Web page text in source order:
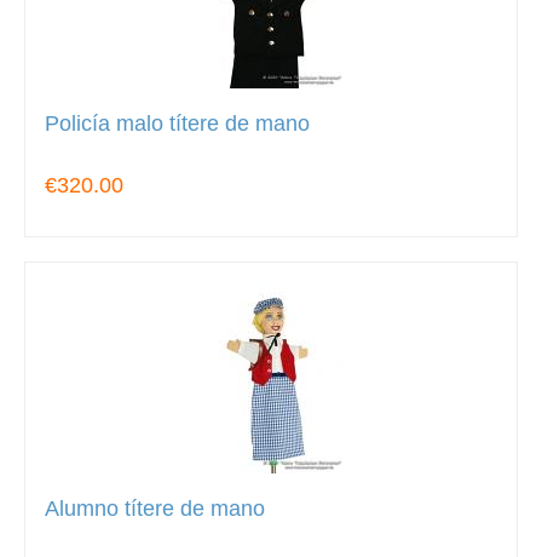
Policía malo títere de mano
€320.00
Alumno títere de mano